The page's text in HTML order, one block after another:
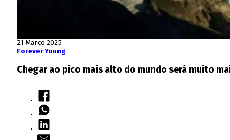
21 Março 2025
Forever Young
Chegar ao pico mais alto do mundo será muito